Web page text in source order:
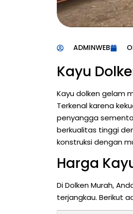
ADMINWEB
Kayu
Kayu dolken gelam
Terkenal karena
penyangga
berkualitas tinggi
konstruksi dengan
Harga
Di Dolken Murah,
terjangkau. Berikut